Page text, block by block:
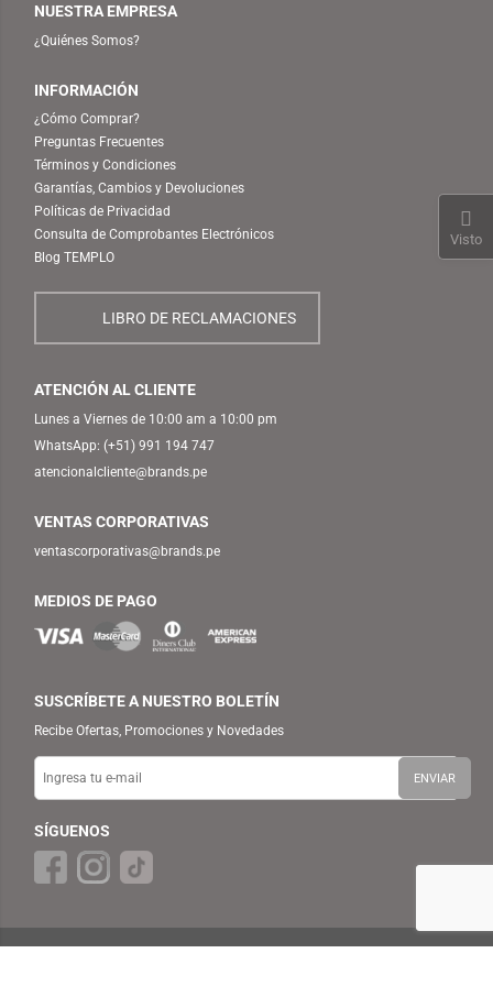
NUESTRA EMPRESA
¿Quiénes Somos?
INFORMACIÓN
¿Cómo Comprar?
Preguntas Frecuentes
Términos y Condiciones
Garantías, Cambios y Devoluciones
Políticas de Privacidad
Consulta de Comprobantes Electrónicos
Blog TEMPLO
LIBRO DE RECLAMACIONES
ATENCIÓN AL CLIENTE
Lunes a Viernes de 10:00 am a 10:00 pm
WhatsApp: (+51) 991 194 747
atencionalcliente@brands.pe
VENTAS CORPORATIVAS
ventascorporativas@brands.pe
MEDIOS DE PAGO
SUSCRÍBETE A NUESTRO BOLETÍN
Recibe Ofertas, Promociones y Novedades
SÍGUENOS
© 2025 TEMPLO — BRANDS RETAIL PERU S.A.C. Todos los Derechos
Visto